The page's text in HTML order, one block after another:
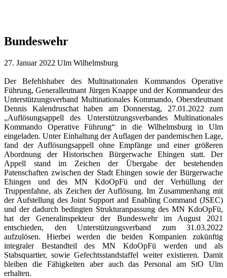
Bundeswehr
27. Januar 2022 Ulm Wilhelmsburg
Der Befehlshaber des Multinationalen Kommandos Operative
Führung, Generalleutnant Jürgen Knappe und der Kommandeur des
Unterstützungsverband Multinationales Kommando, Oberstleutnant
Dennis Kalendruschat haben am Donnerstag, 27.01.2022 zum
„Auflösungsappell des Unterstützungsverbandes Multinationales
Kommando Operative Führung“ in die Wilhelmsburg in Ulm
eingeladen. Unter Einhaltung der Auflagen der pandemischen Lage,
fand der Auflösungsappell ohne Empfänge und einer größeren
Abordnung der Historischen Bürgerwache Ehingen statt. Der
Appell stand im Zeichen der Übergabe der bestehenden
Patenschaften zwischen der Stadt Ehingen sowie der Bürgerwache
Ehingen und des MN KdoOpFü und der Verhüllung der
Truppenfahne, als Zeichen der Auflösung. Im Zusammenhang mit
der Aufstellung des Joint Support and Enabling Command (JSEC)
und der dadurch bedingten Strukturanpassung des MN KdoOpFü,
hat der Generalinspekteur der Bundeswehr im August 2021
entschieden, den Unterstützungsverband zum 31.03.2022
aufzulösen. Hierbei werden die beiden Kompanien zukünftig
integraler Bestandteil des MN KdoOpFü werden und als
Stabsquartier, sowie Gefechtsstandstaffel weiter existieren. Damit
bleiben die Fähigkeiten aber auch das Personal am StO Ulm
erhalten.